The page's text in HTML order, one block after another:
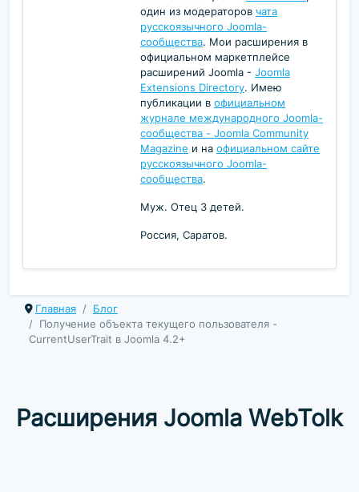
один из модераторов чата
русскоязычного Joomla-
сообщества. Мои расширения в
официальном маркетплейсе
расширений Joomla - Joomla
Extensions Directory. Имею
публикации в официальном
журнале международного Joomla-
сообщества - Joomla Community
Magazine и на официальном сайте
русскоязычного Joomla-
сообщества.
Муж. Отец 3 детей.
Россия, Саратов.
Главная
Блог
Получение объекта текущего пользователя -
CurrentUserTrait в Joomla 4.2+
Расширения Joomla WebTolk